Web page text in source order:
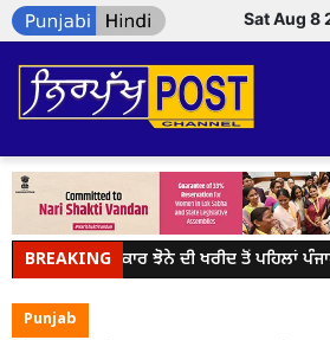
Sat Aug 8
BREAKING
ਕੇਂਦਰ ਸਰਕਾਰ ਝੋਨੇ ਦੀ ਖਰੀਦ ਤੋਂ ਪਹਿਲਾਂ
Punjab